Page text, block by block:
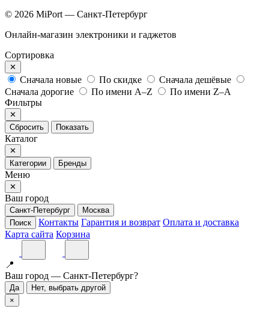
© 2026 MiPort — Санкт-Петербург
Онлайн-магазин электроники и гаджетов
Сортировка
✕
Сначала новые По скидке
Сначала дешёвые
Сначала дорогие
По имени A–Z
По имени Z–A
Фильтры
✕
Сбросить
Показать
Каталог
✕
Категории
Бренды
Меню
✕
Ваш город
Санкт-Петербург
Москва
Поиск
Контакты Гарантия и возврат Оплата и доставка
Карта сайта Корзина
📍
Ваш город — Санкт-Петербург?
Да
Нет, выбрать другой
×